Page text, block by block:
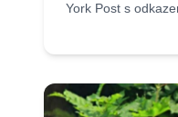
York Post s